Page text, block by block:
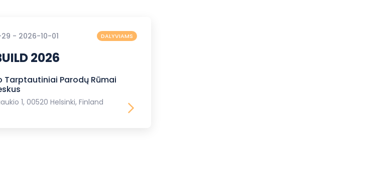
- 2026-10-01 DALYVIAMS
2026
Tarptautiniai Parodų Rūmai
1, 00520 Helsinki, Finland